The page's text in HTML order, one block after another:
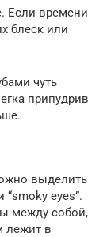
Если времени
блеск или
чуть
припудрив
выделить
eyes”.
между собой,
лежит в